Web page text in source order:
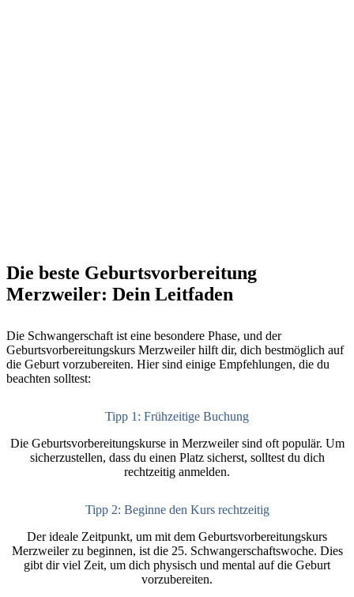
Die beste Geburtsvorbereitung
Merzweiler: Dein Leitfaden
Die Schwangerschaft ist eine besondere Phase, und der
Geburtsvorbereitungskurs Merzweiler hilft dir, dich bestmöglich auf
die Geburt vorzubereiten. Hier sind einige Empfehlungen, die du
beachten solltest:
Tipp 1: Frühzeitige Buchung
Die Geburtsvorbereitungskurse in Merzweiler sind oft populär. Um
sicherzustellen, dass du einen Platz sicherst, solltest du dich
rechtzeitig anmelden.
Tipp 2: Beginne den Kurs rechtzeitig
Der ideale Zeitpunkt, um mit dem Geburtsvorbereitungskurs
Merzweiler zu beginnen, ist die 25. Schwangerschaftswoche. Dies
gibt dir viel Zeit, um dich physisch und mental auf die Geburt
vorzubereiten.